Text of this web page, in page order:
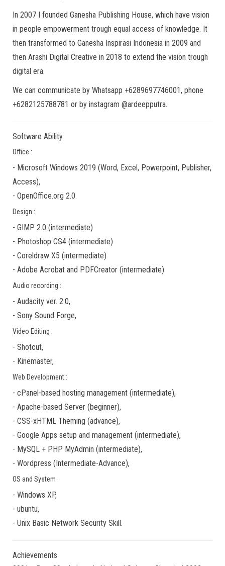
In 2007 I founded Ganesha Publishing House, which have vision
in people empowerment trough equal access of knowledge. It
then transformed to Ganesha Inspirasi Indonesia in 2009 and
then Arashi Digital Creative in 2018 to extend the vision trough
digital era.
We can communicate by Whatsapp +6289697746001, phone
+6282125788781 or by instagram @ardeepputra.
Software Ability
Office :
- Microsoft Windows 2019 (Word, Excel, Powerpoint, Publisher,
Access),
- OpenOffice.org 2.0.
Design :
- GIMP 2.0 (intermediate)
- Photoshop CS4 (intermediate)
- Coreldraw X5 (intermediate)
- Adobe Acrobat and PDFCreator (intermediate)
Audio recording :
- Audacity ver. 2.0,
- Sony Sound Forge,
Video Editing :
- Shotcut,
- Kinemaster,
Web Development :
- cPanel-based hosting management (intermediate),
- Apache-based Server (beginner),
- CSS-xHTML Theming (advance),
- Google Apps setup and management (intermediate),
- MySQL + PHP MyAdmin (intermediate),
- Wordpress (Intermediate-Advance),
OS and System :
- Windows XP,
- ubuntu,
- Unix Basic Network Security Skill.
Achievements